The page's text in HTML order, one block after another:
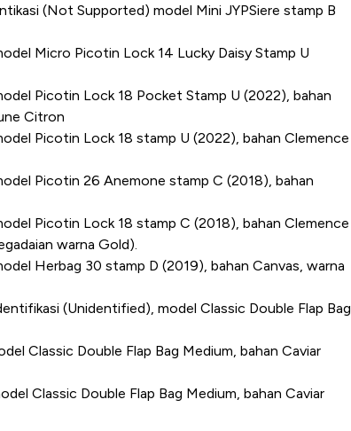
(Not Supported) model Mini JYPSiere stamp B
Micro Picotin Lock 14 Lucky Daisy Stamp U
Picotin Lock 18 Pocket Stamp U (2022), bahan
Citron
Picotin Lock 18 stamp U (2022), bahan Clemence
Picotin 26 Anemone stamp C (2018), bahan
Picotin Lock 18 stamp C (2018), bahan Clemence
warna Gold).
Herbag 30 stamp D (2019), bahan Canvas, warna
(Unidentified), model Classic Double Flap Bag
Classic Double Flap Bag Medium, bahan Caviar
Classic Double Flap Bag Medium, bahan Caviar